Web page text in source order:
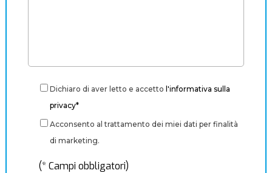
Dichiaro di aver letto e accetto l'informativa sulla
privacy*
Acconsento al trattamento dei miei dati per finalità
di marketing.
(* Campi obbligatori)